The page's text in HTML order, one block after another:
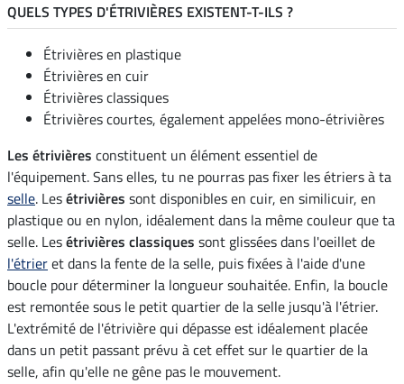
QUELS TYPES D'ÉTRIVIÈRES EXISTENT-T-ILS ?
Étrivières en plastique
Étrivières en cuir
Étrivières classiques
Étrivières courtes, également appelées mono-étrivières
Les étrivières constituent un élément essentiel de
l'équipement. Sans elles, tu ne pourras pas fixer les étriers à ta
selle. Lesétrivières sont disponibles en cuir, en similicuir, en
plastique ou en nylon, idéalement dans la même couleur que ta
selle. Lesétrivières classiques sont glissées dans l'oeillet de
l'étrieret dans la fente de la selle, puis fixées à l'aide d'une
boucle pour déterminer la longueur souhaitée. Enfin, la boucle
est remontée sous le petit quartier de la selle jusqu'à l'étrier.
L'extrémité de l'étrivière qui dépasse est idéalement placée
dans un petit passant prévu à cet effet sur le quartier de la
selle, afin qu'elle ne gêne pas le mouvement.